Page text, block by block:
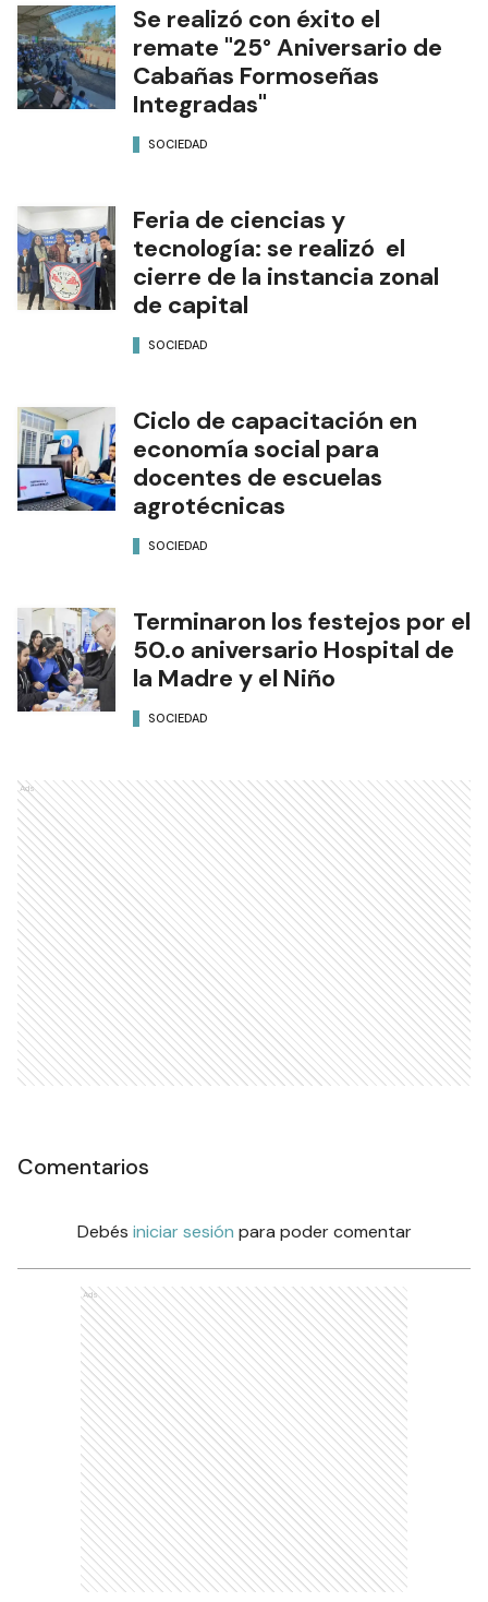
Se realizó con éxito el
remate "25° Aniversario de
Cabañas Formoseñas
Integradas"
SOCIEDAD
Feria de ciencias y
tecnología: se realizó el
cierre de la instancia zonal
de capital
SOCIEDAD
Ciclo de capacitación en
economía social para
docentes de escuelas
agrotécnicas
SOCIEDAD
Terminaron los festejos por el
50.o aniversario Hospital de
la Madre y el Niño
SOCIEDAD
Ads
Comentarios
Debés iniciar sesión para poder comentar
Ads